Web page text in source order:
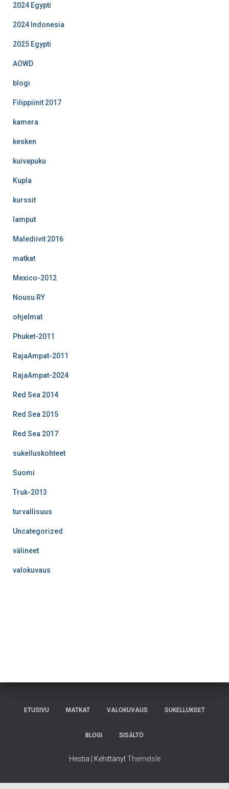
2024 Egypti
2024 Indonesia
2025 Egypti
AOWD
blogi
Filippiinit 2017
kamera
kesken
kuivapuku
Kupla
kurssit
lamput
Malediivit 2016
matkat
Mexico-2012
Nousu RY
ohjelmat
Phuket-2011
RajaAmpat-2011
RajaAmpat-2024
Red Sea 2014
Red Sea 2015
Red Sea 2017
sukelluskohteet
Suomi
Truk-2013
turvallisuus
Uncategorized
välineet
valokuvaus
ETUSIVU MATKAT VALOKUVAUS SUKELLUKSET
BLOGI SISÄLTÖ
Hestia | KehittänytThemeIsle